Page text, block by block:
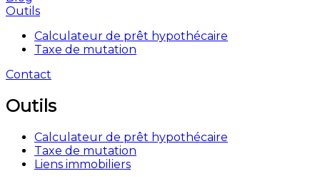
Outils
Calculateur de prêt hypothécaire
Taxe de mutation
Contact
Outils
Calculateur de prêt hypothécaire
Taxe de mutation
Liens immobiliers